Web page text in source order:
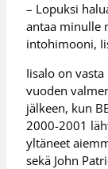
– Lopuksi
antaa minulle
intohimooni,
Iisalo on
vuoden
jälkeen, kun
2000-2001
yltäneet
sekä John